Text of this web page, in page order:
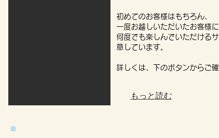
初めてのお客様はもちろん、
一度お越しいただいたお客様
何度でも楽しんでいただける
意しています。
詳しくは、下のボタンからご
もっと読む